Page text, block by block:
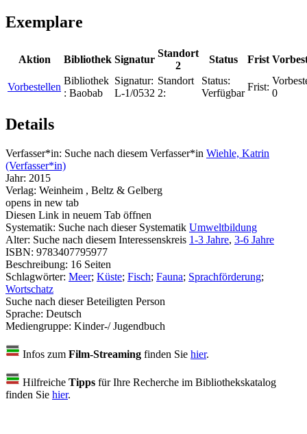
Exemplare
Aktion Bibliothek Signatur
Standort
2
Status Frist
Vorbestellen
Bibliothek
: Baobab
Signatur:
L-1/0532
Standort
2:
Status:
Verfügbar
Frist:
0
Details
Verfasser*in: Suche nach diesem Verfasser*in Wiehle, Katrin
(Verfasser*in)
Jahr: 2015
Verlag: Weinheim , Beltz & Gelberg
opens in new tab
Diesen Link in neuem Tab öffnen
Systematik: Suche nach dieser Systematik Umweltbildung
Alter: Suche nach diesem Interessenskreis 1-3 Jahre, 3-6 Jahre
ISBN: 9783407795977
Beschreibung: 16 Seiten
Schlagwörter: Meer; Küste; Fisch; Fauna; Sprachförderung;
Wortschatz
Suche nach dieser Beteiligten Person
Sprache: Deutsch
Mediengruppe: Kinder-/ Jugendbuch
Infos zum Film-Streaming finden Sie hier.
Hilfreiche Tipps für Ihre Recherche im Bibliothekskatalog
finden Sie hier.